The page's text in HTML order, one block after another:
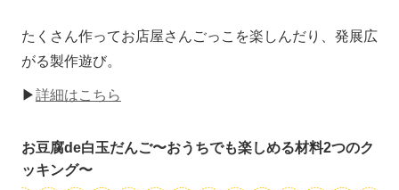
たくさん作ってお店屋さんごっこを楽しんだり、発展広
がる製作遊び。
▶詳細はこちら
お豆腐de白玉だんご〜おうちでも楽しめる材料2つのク
ッキング〜